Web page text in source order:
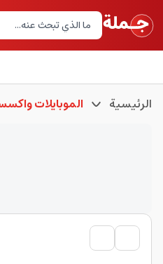
الرئيسية الموبايلات